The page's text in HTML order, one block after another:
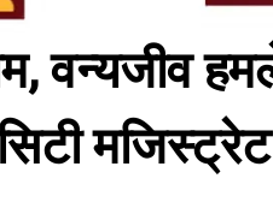
वन्यजीव
मजिस्ट्रेट